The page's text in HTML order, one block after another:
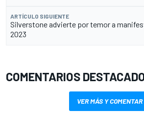
ARTÍCULO SIGUIENTE
Silverstone advierte por temor a
2023
COMENTARIOS
VER MÁS Y COMENTAR